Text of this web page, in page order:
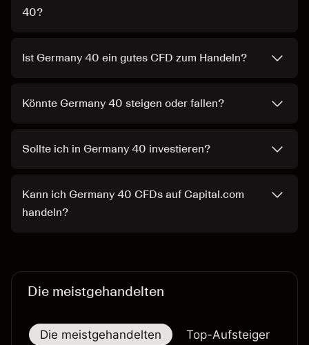
40?
Ist Germany 40 ein gutes CFD zum Handeln?
Könnte Germany 40 steigen oder fallen?
Sollte ich in Germany 40 investieren?
Kann ich Germany 40 CFDs auf Capital.com
handeln?
Die meistgehandelten
Die meistgehandelten Top-Aufsteiger